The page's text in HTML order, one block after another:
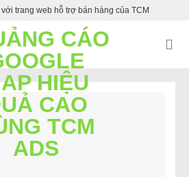
trang web hỗ trợ bán hàng của TCM